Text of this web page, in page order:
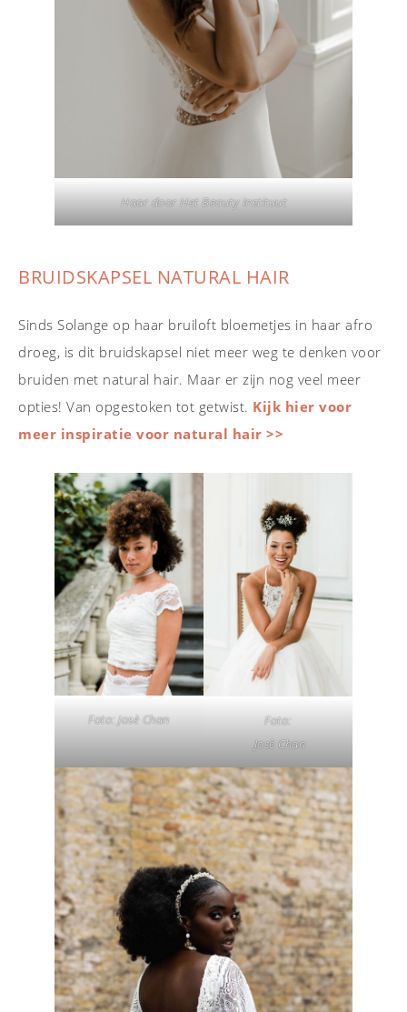
Haar door Het Beauty Instituut
BRUIDSKAPSEL NATURAL HAIR
Sinds Solange op haar bruiloft bloemetjes in haar afro
droeg, is dit bruidskapsel niet meer weg te denken voor
bruiden met natural hair. Maar er zijn nog veel meer
opties! Van opgestoken tot getwist. Kijk hier voor
meer inspiratie voor natural hair >>
Foto: Josè Chan
Foto:
Josè Chan